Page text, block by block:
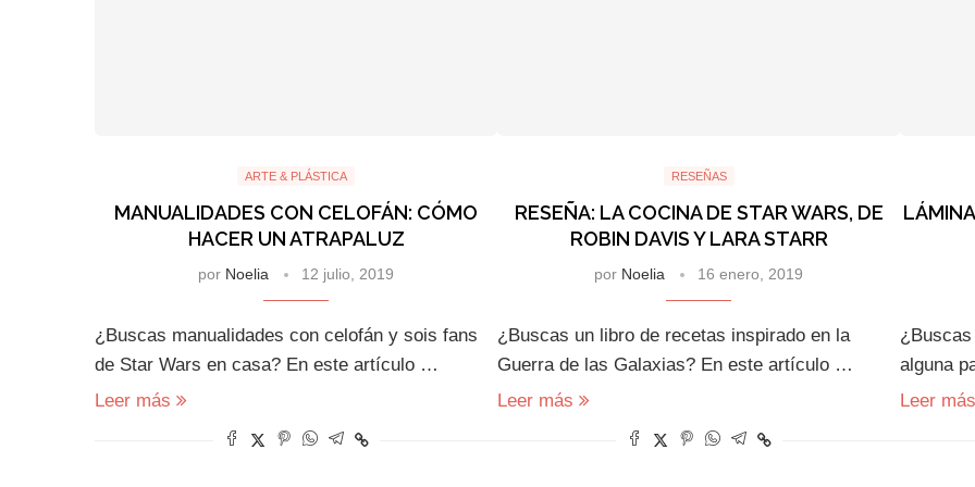
ARTE & PLÁSTICA
MANUALIDADES CON CELOFÁN: CÓMO
HACER UN ATRAPALUZ
por Noelia 12 julio, 2019
¿Buscas manualidades con celofán y sois fans
de Star Wars en casa? En este artículo …
Leer más
RESEÑAS
RESEÑA: LA COCINA DE STAR WARS, DE
ROBIN DAVIS Y LARA STARR
por Noelia 16 enero, 2019
¿Buscas un libro de recetas inspirado en la
Guerra de las Galaxias? En este artículo …
Leer más
alguna
Leer más